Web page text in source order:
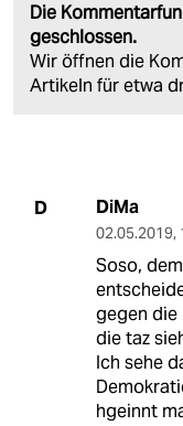
Die
geschlossen.
Wir öffnen die
Artikeln für etwa
D DiMa
02.05.2019,
Soso,
gegen die
die taz
Ich sehe
hgeinnt